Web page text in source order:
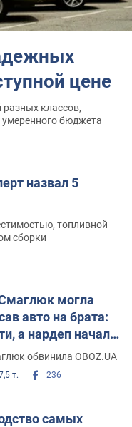
цене
классов,
бюджета
назвал 5
топливной
сборки
могла
авто на брата:
а нардеп начала
обвинила OBOZ.UA
т. 236
самых